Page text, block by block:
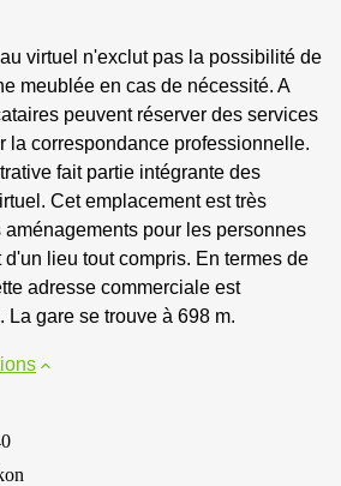
virtuel n'exclut pas la possibilité de
meublée en cas de nécessité. A
peuvent réserver des services
la correspondance professionnelle.
fait partie intégrante des
Cet emplacement est très
pour les personnes
lieu tout compris. En termes de
adresse commerciale est
La gare se trouve à 698 m.